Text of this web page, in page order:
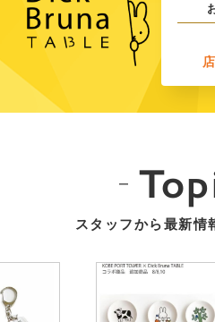
スタッフから最新情